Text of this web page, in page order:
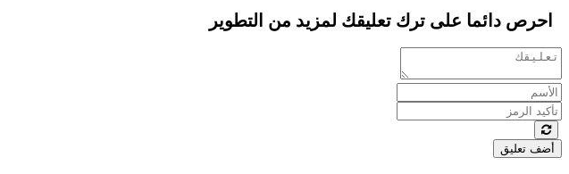
احرص دائما على ترك تعليقك لمزيد من التطوير
أضف تعليق